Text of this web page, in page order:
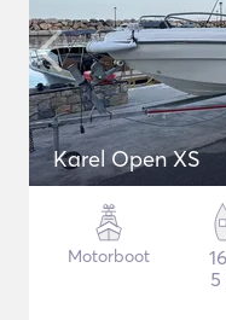
Karel Open XS
Motorboot
5